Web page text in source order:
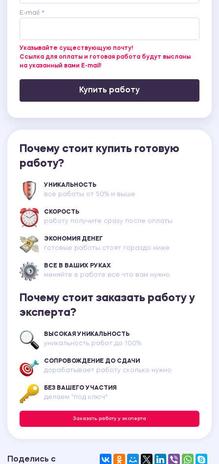
E-mail *
Указывайте существующую почту!
Ссылка для оплаты и готовая работа будут высланы
на указанный вами E-mail!
Купить работу
Почему стоит купить готовую
работу?
УНИКАЛЬНОСТЬ
все работы от 50% и выше
СКОРОСТЬ
работу получите сразу после оплаты
ЭКОНОМИЯ ДЕНЕГ
готовые работы стоят гораздо ниже
ВСЕ В ВАШИХ РУКАХ
меняйте в работе всё что вам нужно
Почему стоит заказать работу у
эксперта?
ВЫСОКАЯ УНИКАЛЬНОСТЬ
уникальность работ до 100%
СОПРОВОЖДЕНИЕ ДО СДАЧИ
дорабатывает работу сколько нужно
БЕЗ ВАШЕГО УЧАСТИЯ
делаем "под ключ"
Заказать работу у эксперта
Поделись с